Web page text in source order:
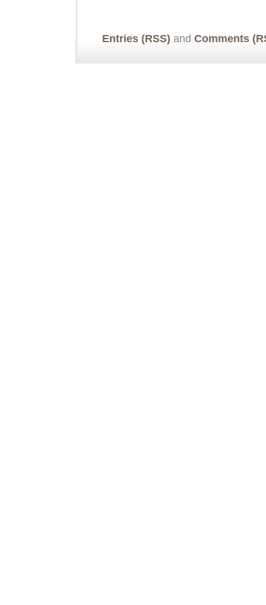
Entries (RSS) and Comments